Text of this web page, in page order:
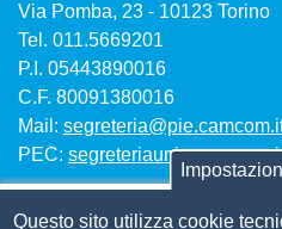
Via Pomba, 23 - 10123 Torino
Tel. 011.5669201
P.I. 05443890016
C.F. 80091380016
Mail:
PEC:
Questo sito utilizza cookie